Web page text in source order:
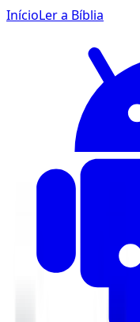
InícioLer a Bíblia